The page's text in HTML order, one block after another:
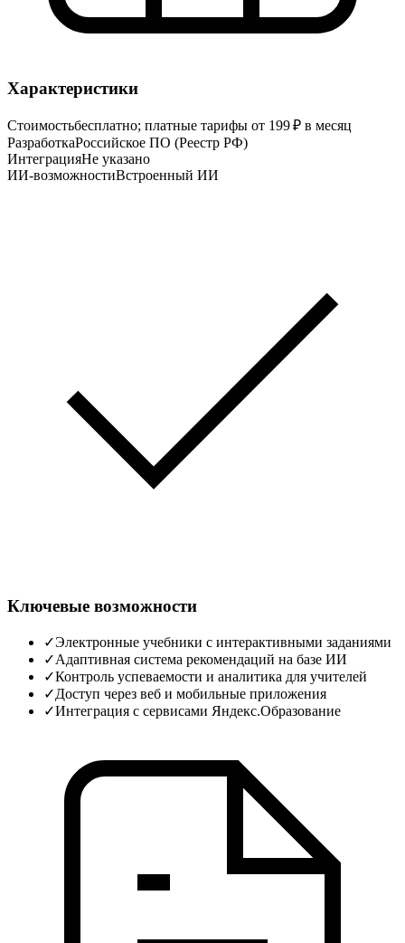
Характеристики
Стоимостьбесплатно; платные тарифы от 199 ₽ в месяц
РазработкаРоссийское ПО (Реестр РФ)
ИнтеграцияНе указано
ИИ-возможностиВстроенный ИИ
Ключевые возможности
✓Электронные учебники с интерактивными заданиями
✓Адаптивная система рекомендаций на базе ИИ
✓Контроль успеваемости и аналитика для учителей
✓Доступ через веб и мобильные приложения
✓Интеграция с сервисами Яндекс.Образование